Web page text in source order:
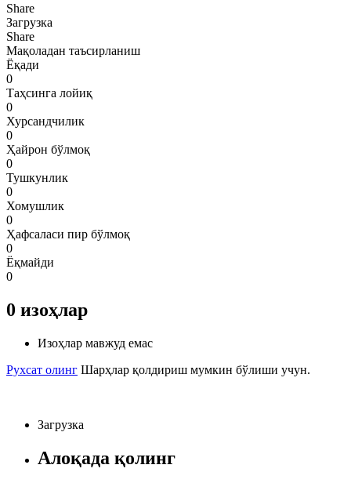
Share
Загрузка
Share
Мақоладан таъсирланиш
Ёқади
0
Таҳсинга лойиқ
0
Хурсандчилик
0
Ҳайрон бўлмоқ
0
Тушкунлик
0
Хомушлик
0
Ҳафсаласи пир бўлмоқ
0
Ёқмайди
0
0 изоҳлар
Изоҳлар мавжуд емас
Рухсат олинг Шарҳлар қолдириш мумкин бўлиши учун.
Загрузка
Алоқада қолинг